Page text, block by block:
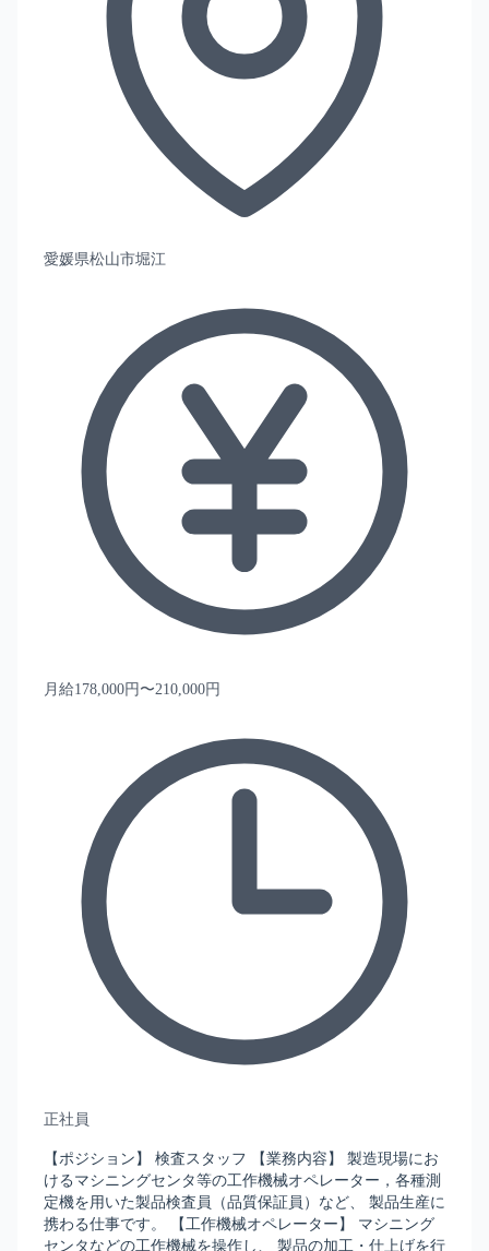
愛媛県松山市堀江
月給178,000円〜210,000円
正社員
【ポジション】 検査スタッフ 【業務内容】 製造現場にお
けるマシニングセンタ等の工作機械オペレーター，各種測
定機を用いた製品検査員（品質保証員）など、 製品生産に
携わる仕事です。 【工作機械オペレーター】 マシニング
センタなどの工作機械を操作し、 製品の加工・仕上げを行